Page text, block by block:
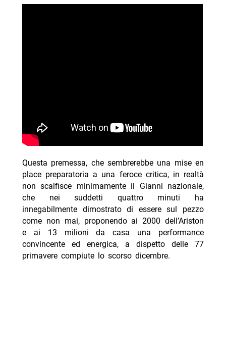
Questa premessa, che sembrerebbe una mise en
place preparatoria a una feroce critica, in realtà
non scalfisce minimamente il Gianni nazionale,
che nei suddetti quattro minuti ha
innegabilmente dimostrato di essere sul pezzo
come non mai, proponendo ai 2000 dell’Ariston
e ai 13 milioni da casa una performance
convincente ed energica, a dispetto delle 77
primavere compiute lo scorso dicembre.